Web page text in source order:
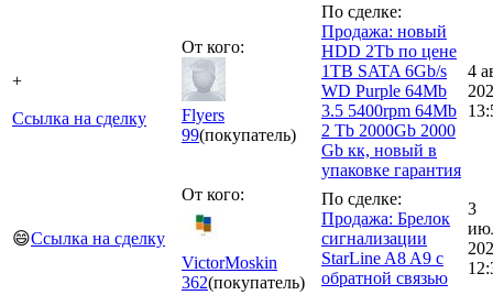
+
Ссылка на сделку
От кого:
Flyers
99(покупатель)
По сделке:
Продажа: новый
HDD 2Tb по цене
1TB SATA 6Gb/s
WD Purple 64Mb
3.5 5400rpm 64Mb
2 Tb 2000Gb 2000
Gb кк, новый в
упаковке гарантия
4
😄Ссылка на сделку
От кого:
VictorMoskin
362(покупатель)
По сделке:
Продажа: Брелок
сигнализации
StarLine A8 A9 с
обратной связью
3